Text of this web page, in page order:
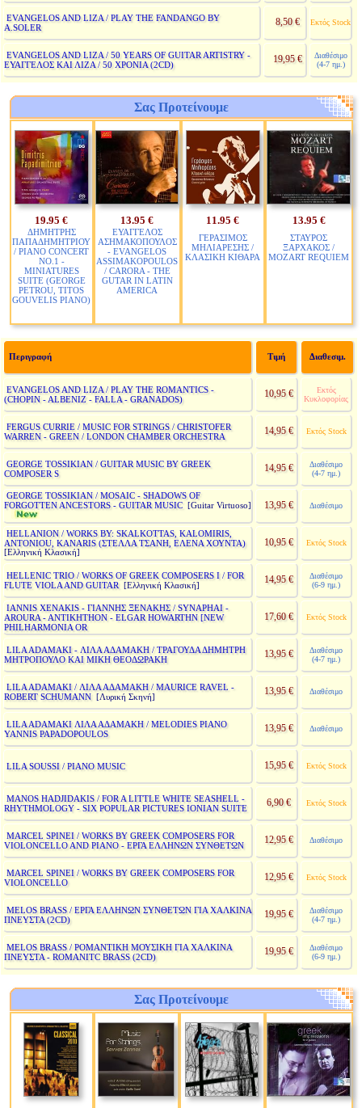
EVANGELOS AND LIZA / PLAY THE FANDANGO BY
A.SOLER
8,50 € Εκτός Stock
EVANGELOS AND LIZA / 50 YEARS OF GUITAR ARTISTRY -
ΕΥΑΓΓΕΛΟΣ ΚΑΙ ΛΙΖΑ / 50 ΧΡΟΝΙΑ (2CD)
19,95 €
Διαθέσιμο
(4-7 ημ.)
Σας Προτείνουμε
19.95 €
ΔΗΜΗΤΡΗΣ
ΠΑΠΑΔΗΜΗΤΡΙΟΥ
/ PIANO CONCERT
NO.1 -
MINIATURES
SUITE (GEORGE
PETROU, TITOS
GOUVELIS PIANO)
13.95 €
ΕΥΑΓΓΕΛΟΣ
ΑΣΗΜΑΚΟΠΟΥΛΟΣ
- EVANGELOS
ASSIMAKOPOULOS
/ CARORA - THE
GUTAR IN LATIN
AMERICA
11.95 €
ΓΕΡΑΣΙΜΟΣ
ΜΗΛΙΑΡΕΣΗΣ /
ΚΛΑΣΙΚΗ ΚΙΘΑΡΑ
13.95 €
ΣΤΑΥΡΟΣ
ΞΑΡΧΑΚΟΣ /
MOZART REQUIEM
Περιγραφή Τιμή Διαθεσιμ.
EVANGELOS AND LIZA / PLAY THE ROMANTICS -
(CHOPIN - ALBENIZ - FALLA - GRANADOS)
10,95 €
Εκτός
Κυκλοφορίας
FERGUS CURRIE / MUSIC FOR STRINGS / CHRISTOFER
WARREN - GREEN / LONDON CHAMBER ORCHESTRA
14,95 € Εκτός Stock
GEORGE TOSSIKIAN / GUITAR MUSIC BY GREEK
COMPOSER S
14,95 €
Διαθέσιμο
(4-7 ημ.)
GEORGE TOSSIKIAN / MOSAIC - SHADOWS OF
FORGOTTEN ANCESTORS - GUITAR MUSIC [Guitar Virtuoso] 13,95 € Διαθέσιμο
HELLANION / WORKS BY: SKALKOTTAS, KALOMIRIS,
ANTONIOU, KANARIS (ΣΤΕΛΛΑ ΤΣΑΝΗ, ΕΛΕΝΑ ΧΟΥΝΤΑ)
[Ελληνική Κλασική]
10,95 € Εκτός Stock
HELLENIC TRIO / WORKS OF GREEK COMPOSERS I / FOR
FLUTE VIOLA AND GUITAR[Ελληνική Κλασική]
14,95 €
Διαθέσιμο
(6-9 ημ.)
IANNIS XENAKIS - ΓΙΑΝΝΗΣ ΞΕΝΑΚΗΣ / SYNAPHAI -
AROURA - ANTIKHTHON - ELGAR HOWARTHN [NEW
PHILHARMONIA OR
17,60 € Εκτός Stock
LILA ADAMAKI - ΛΙΛΑ ΑΔΑΜΑΚΗ / ΤΡΑΓΟΥΔΑ ΔΗΜΗΤΡΗ
ΜΗΤΡΟΠΟΥΛΟ ΚΑΙ ΜΙΚΗ ΘΕΟΔΩΡΑΚΗ
13,95 €
Διαθέσιμο
(4-7 ημ.)
LILA ADAMAKI / ΛΙΛΑ ΑΔΑΜΑΚΗ / MAURICE RAVEL -
ROBERT SCHUMANN [Λυρική Σκηνή]
13,95 € Διαθέσιμο
LILA ADAMAKI ΛΙΛΑ ΑΔΑΜΑΚΗ / MELODIES PIANO
YANNIS PAPADOPOULOS
13,95 € Διαθέσιμο
LILA SOUSSI / PIANO MUSIC 15,95 € Εκτός Stock
MANOS HADJIDAKIS / FOR A LITTLE WHITE SEASHELL -
RHYTHMOLOGY - SIX POPULAR PICTURES IONIAN SUITE
6,90 € Εκτός Stock
MARCEL SPINEI / WORKS BY GREEK COMPOSERS FOR
VIOLONCELLO AND PIANO - ΕΡΓΑ ΕΛΛΗΝΩΝ ΣΥΝΘΕΤΩΝ
12,95 € Διαθέσιμο
MARCEL SPINEI / WORKS BY GREEK COMPOSERS FOR
VIOLONCELLO
12,95 € Εκτός Stock
MELOS BRASS / ΕΡΓΑ ΕΛΛΗΝΩΝ ΣΥΝΘΕΤΩΝ ΓΙΑ ΧΑΛΚΙΝΑ
ΠΝΕΥΣΤΑ (2CD)
19,95 €
Διαθέσιμο
(4-7 ημ.)
MELOS BRASS / ΡΟΜΑΝΤΙΚΗ ΜΟΥΣΙΚΗ ΓΙΑ ΧΑΛΚΙΝΑ
ΠΝΕΥΣΤΑ - ROMANITC BRASS (2CD)
19,95 €
Διαθέσιμο
(6-9 ημ.)
Σας Προτείνουμε